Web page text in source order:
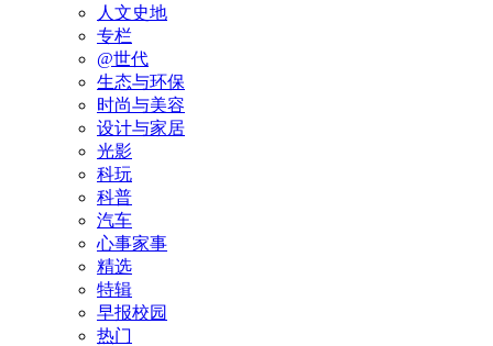
人文史地
专栏
@世代
生态与环保
时尚与美容
设计与家居
光影
科玩
科普
汽车
心事家事
精选
特辑
早报校园
热门